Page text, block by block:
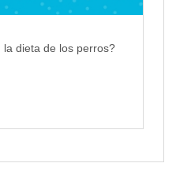
dieta de los perros?